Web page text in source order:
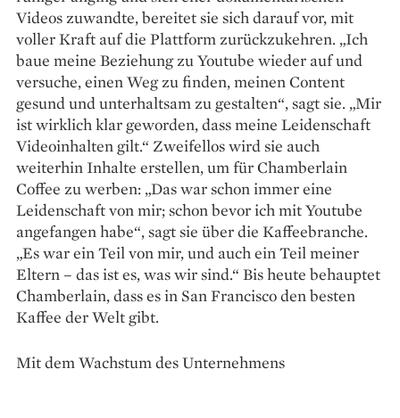
Videos zuwandte, bereitet sie sich darauf vor, mit
voller Kraft auf die Plattform zurückzukehren. „Ich
baue meine Beziehung zu Youtube wieder auf und
versuche, einen Weg zu finden, meinen Content
gesund und unterhaltsam zu gestalten“, sagt sie. „Mir
ist wirklich klar geworden, dass meine Leidenschaft
Videoinhalten gilt.“ Zweifellos wird sie auch
weiterhin Inhalte erstellen, um für Chamberlain
Coffee zu werben: „Das war schon immer eine
Leidenschaft von mir; schon bevor ich mit Youtube
angefangen habe“, sagt sie über die Kaffeebranche.
„Es war ein Teil von mir, und auch ein Teil meiner
Eltern – das ist es, was wir sind.“ Bis heute behauptet
Chamberlain, dass es in San Francisco den besten
Kaffee der Welt gibt.
Mit dem Wachstum des Unternehmens